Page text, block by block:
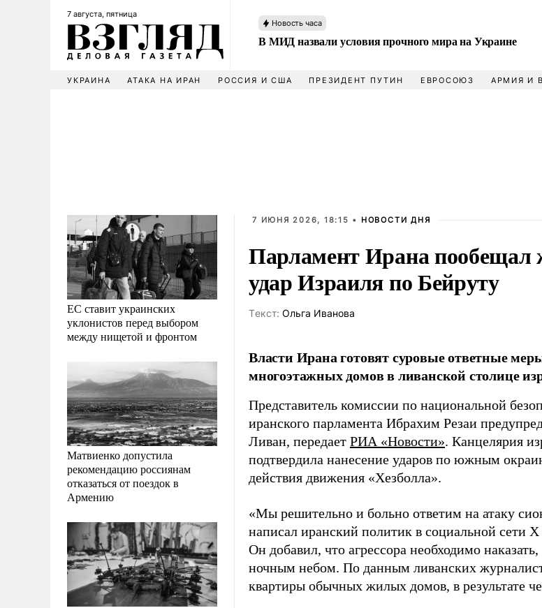
7 августа, пятница
Новость часа
В МИД назвали условия прочного мира на Украине
УКРАИНА АТАКА НА ИРАН РОССИЯ И США ПРЕЗИДЕНТ ПУТИН ЕВРОСОЮЗ АРМИЯ И
ЕС ставит украинских
уклонистов перед выбором
между нищетой и фронтом
Матвиенко допустила
рекомендацию россиянам
отказаться от поездок в
Армению
7 ИЮНЯ 2026, 18:15 • НОВОСТИ ДНЯ
Парламент Ирана пообещал
удар Израиля по Бейруту
Tекст: Ольга Иванова
Власти Ирана готовят суровые ответные
многоэтажных домов в ливанской столице
Представитель комиссии по национальной
иранского парламента Ибрахим Резаи
Ливан, передает РИА «Новости». Канцелярия
подтвердила нанесение ударов по южным
действия движения «Хезболла».
«Мы решительно и больно ответим на атаку
написал иранский политик в социальной сети
Он добавил, что агрессора необходимо
ночным небом. По данным ливанских
квартиры обычных жилых домов, в результате